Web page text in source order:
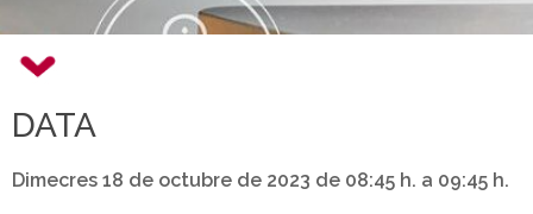
DATA
Dimecres 18 de octubre de 2023 de 08:45 h. a 09:45 h.